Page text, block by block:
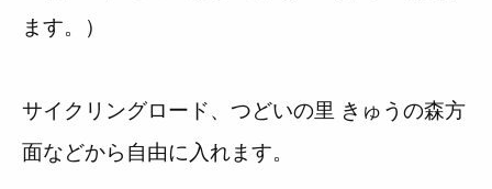
ます。）
サイクリングロード、つどいの里 きゅうの森方
面などから自由に入れます。